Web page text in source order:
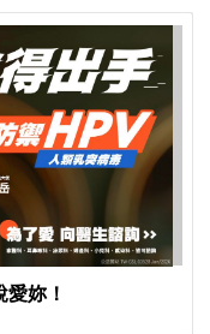
妳！